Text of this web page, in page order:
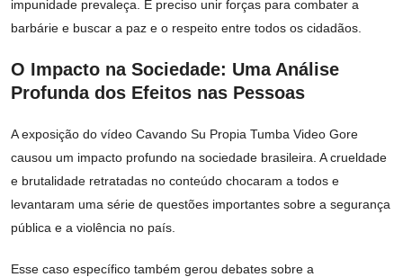
impunidade prevaleça. É preciso unir forças para combater a
barbárie e buscar a paz e o respeito entre todos os cidadãos.
O Impacto na Sociedade: Uma Análise
Profunda dos Efeitos nas Pessoas
A exposição do vídeo Cavando Su Propia Tumba Video Gore
causou um impacto profundo na sociedade brasileira. A crueldade
e brutalidade retratadas no conteúdo chocaram a todos e
levantaram uma série de questões importantes sobre a segurança
pública e a violência no país.
Esse caso específico também gerou debates sobre a